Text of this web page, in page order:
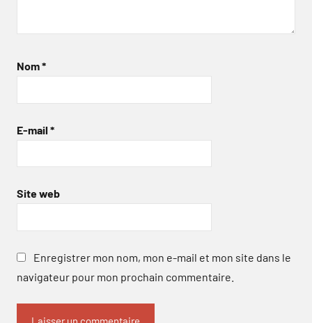
Nom*
E-mail *
Site web
Enregistrer mon nom, mon e-mail et mon site dans le
navigateur pour mon prochain commentaire.